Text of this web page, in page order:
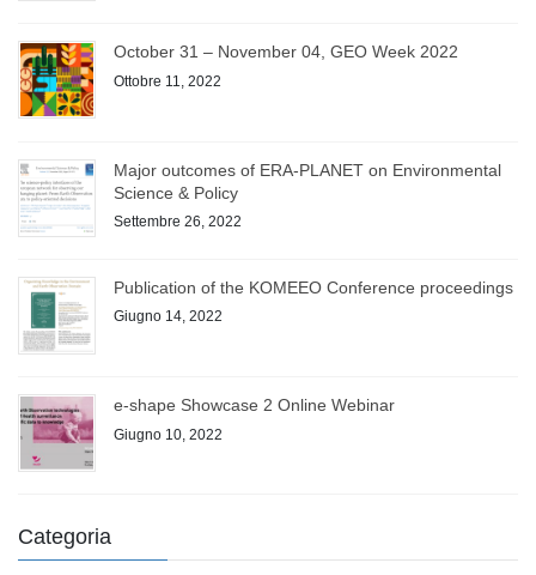
October 31 – November 04, GEO Week 2022
Ottobre 11, 2022
Major outcomes of ERA-PLANET on Environmental
Science & Policy
Settembre 26, 2022
Publication of the KOMEEO Conference proceedings
Giugno 14, 2022
e-shape Showcase 2 Online Webinar
Giugno 10, 2022
Categoria